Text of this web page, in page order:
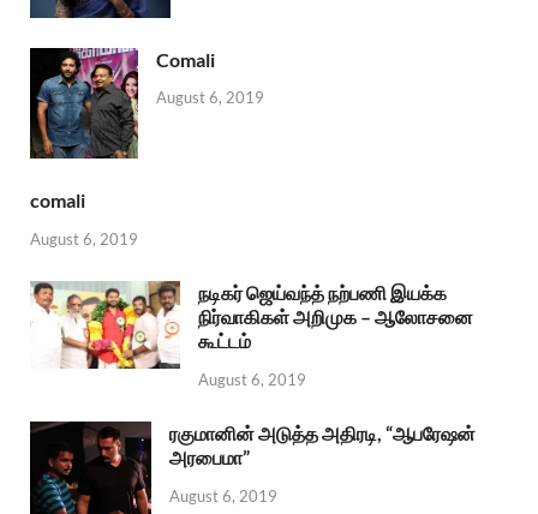
Comali
August 6, 2019
comali
August 6, 2019
நடிகர் ஜெய்வந்த் நற்பணி இயக்க
நிர்வாகிகள் அறிமுக – ஆலோசனை
கூட்டம்
August 6, 2019
ரகுமானின் அடுத்த அதிரடி, “ஆபரேஷன்
அரபைமா”
August 6, 2019